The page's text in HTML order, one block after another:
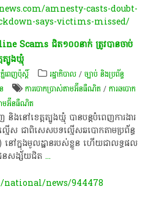
amnesty-casts-doubt-
says-victims-missed/
Scams​ ជិត​១០០​នាក់​ ត្រូវ​បាន​ចាប់​
បូងឃ្មុំ​
ភ្នំពេញប៉ុស្តិ៍ រដ្ឋាភិបាល /ច្បាប់ និងប្រព័ន្ធ
ការបោកប្រាស់តាមអ៊ីនធឺណិត /ការ​ឆបោក​
ាមអ៊ីនធឺណិត
និង​នៅ​ខេត្ត​ត្បូងឃ្មុំ​ បាន​បន្ត​បំពេញការងារ​
ើស​ ជា​ពិសេស​បទល្មើស​ឆបោក​តាម​ប្រព័ន្ធ​
នៅ​ក្នុង​មូលដ្ឋាន​របស់​ខ្លួន​ ហើយ​ជា​លទ្ធផល​
ជនសង្ស័យ​ជិត...
news/944478